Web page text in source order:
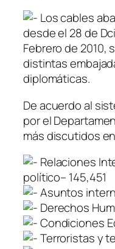
Los cables
desde el 28 de
Febrero de 2010,
distintas
diplomáticas.
De acuerdo al
por el
más discutidos
Relaciones
político– 145,451
Asuntos
Derechos
Condiciones
Terroristas y